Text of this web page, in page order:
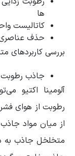
ها
کاتالیست
حذف عناصری
بررسی کاربردهای
جاذب رطوبت
آلومینا اکتیو
رطوبت از هوای
از میان مواد
متخلخل جاذب به